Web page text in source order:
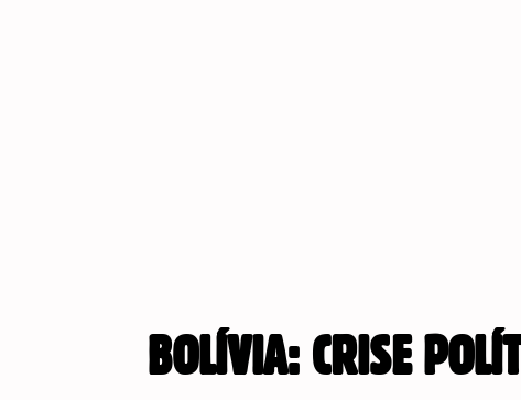
BOLÍVIA: CRISE